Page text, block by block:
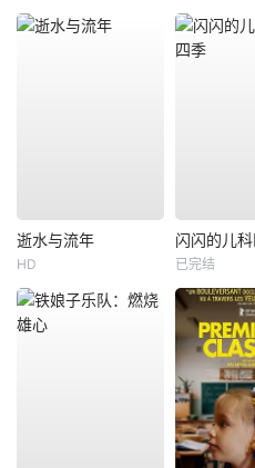
逝水与流年
HD 已完结